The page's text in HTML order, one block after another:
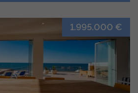
1.995.000 €